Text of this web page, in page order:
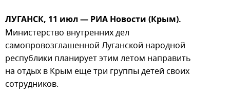
ЛУГАНСК, 11 июл — РИА Новости (Крым).
Министерство внутренних дел
самопровозглашенной Луганской народной
республики планирует этим летом направить
на отдых в Крым еще три группы детей своих
сотрудников.